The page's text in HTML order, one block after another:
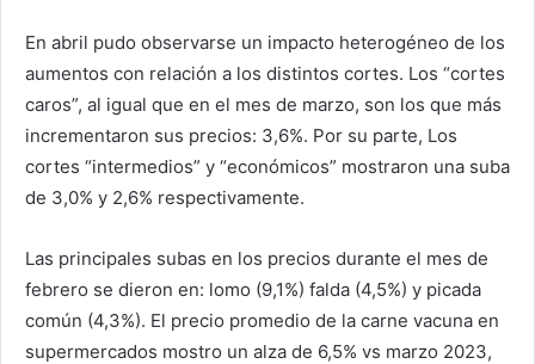
En abril pudo observarse un impacto heterogéneo de los
aumentos con relación a los distintos cortes. Los “cortes
caros”, al igual que en el mes de marzo, son los que más
incrementaron sus precios: 3,6%. Por su parte, Los
cortes “intermedios” y “económicos” mostraron una suba
de 3,0% y 2,6% respectivamente.
Las principales subas en los precios durante el mes de
febrero se dieron en: lomo (9,1%) falda (4,5%) y picada
común (4,3%). El precio promedio de la carne vacuna en
supermercados mostro un alza de 6,5% vs marzo 2023,